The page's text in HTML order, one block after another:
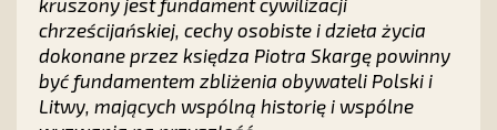
kruszony jest fundament cywilizacji
chrześcijańskiej, cechy osobiste i dzieła życia
dokonane przez księdza Piotra Skargę powinny
być fundamentem zbliżenia obywateli Polski i
Litwy, mających wspólną historię i wspólne